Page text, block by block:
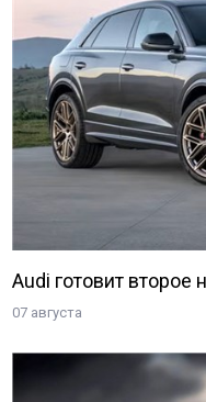
Audi готовит второе
07 августа